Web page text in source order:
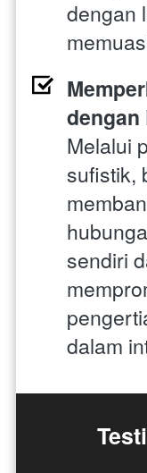
dengan
dengan
Melalui
sufistik,
sendiri
dalam